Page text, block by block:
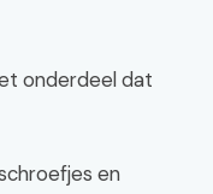
onderdeel dat
en